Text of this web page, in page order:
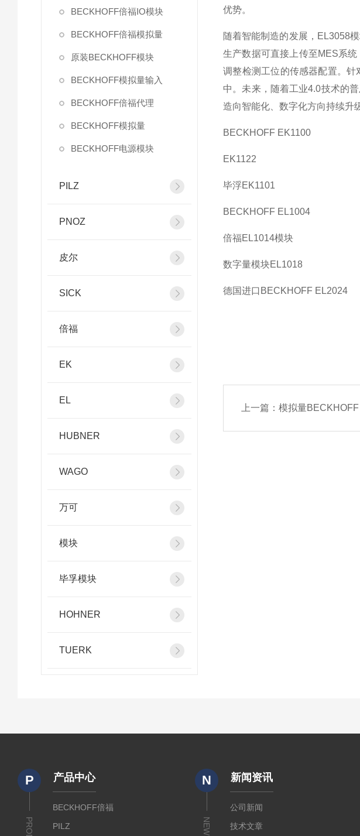
BECKHOFF倍福IO模块
BECKHOFF倍福模拟量
原装BECKHOFF模块
BECKHOFF模拟量输入
BECKHOFF倍福代理
BECKHOFF模拟量
BECKHOFF电源模块
PILZ
PNOZ
皮尔
SICK
倍福
EK
EL
HUBNER
WAGO
万可
模块
毕孚模块
HOHNER
TUERK
优势。
随着智能制造的发展，EL3058
生产数据可直接上传至MES系
调整检测工位的传感器配置。
中。未来，随着工业4.0技术的
造向智能化、数字化方向持续升
BECKHOFF EK1100
EK1122
毕浮EK1101
BECKHOFF EL1004
倍福EL1014模块
数字量模块EL1018
德国进口BECKHOFF EL2024
上一篇：模拟量BECKHOFF
P 产品中心
BECKHOFF倍福
PILZ
N
NEWS
新闻资讯
公司新闻
技术文章